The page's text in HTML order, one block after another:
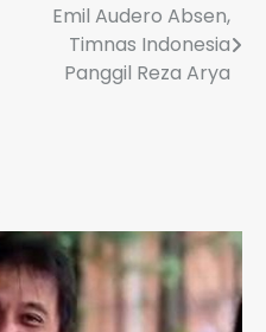
Emil Audero Absen,
Timnas Indonesia
Panggil Reza Arya